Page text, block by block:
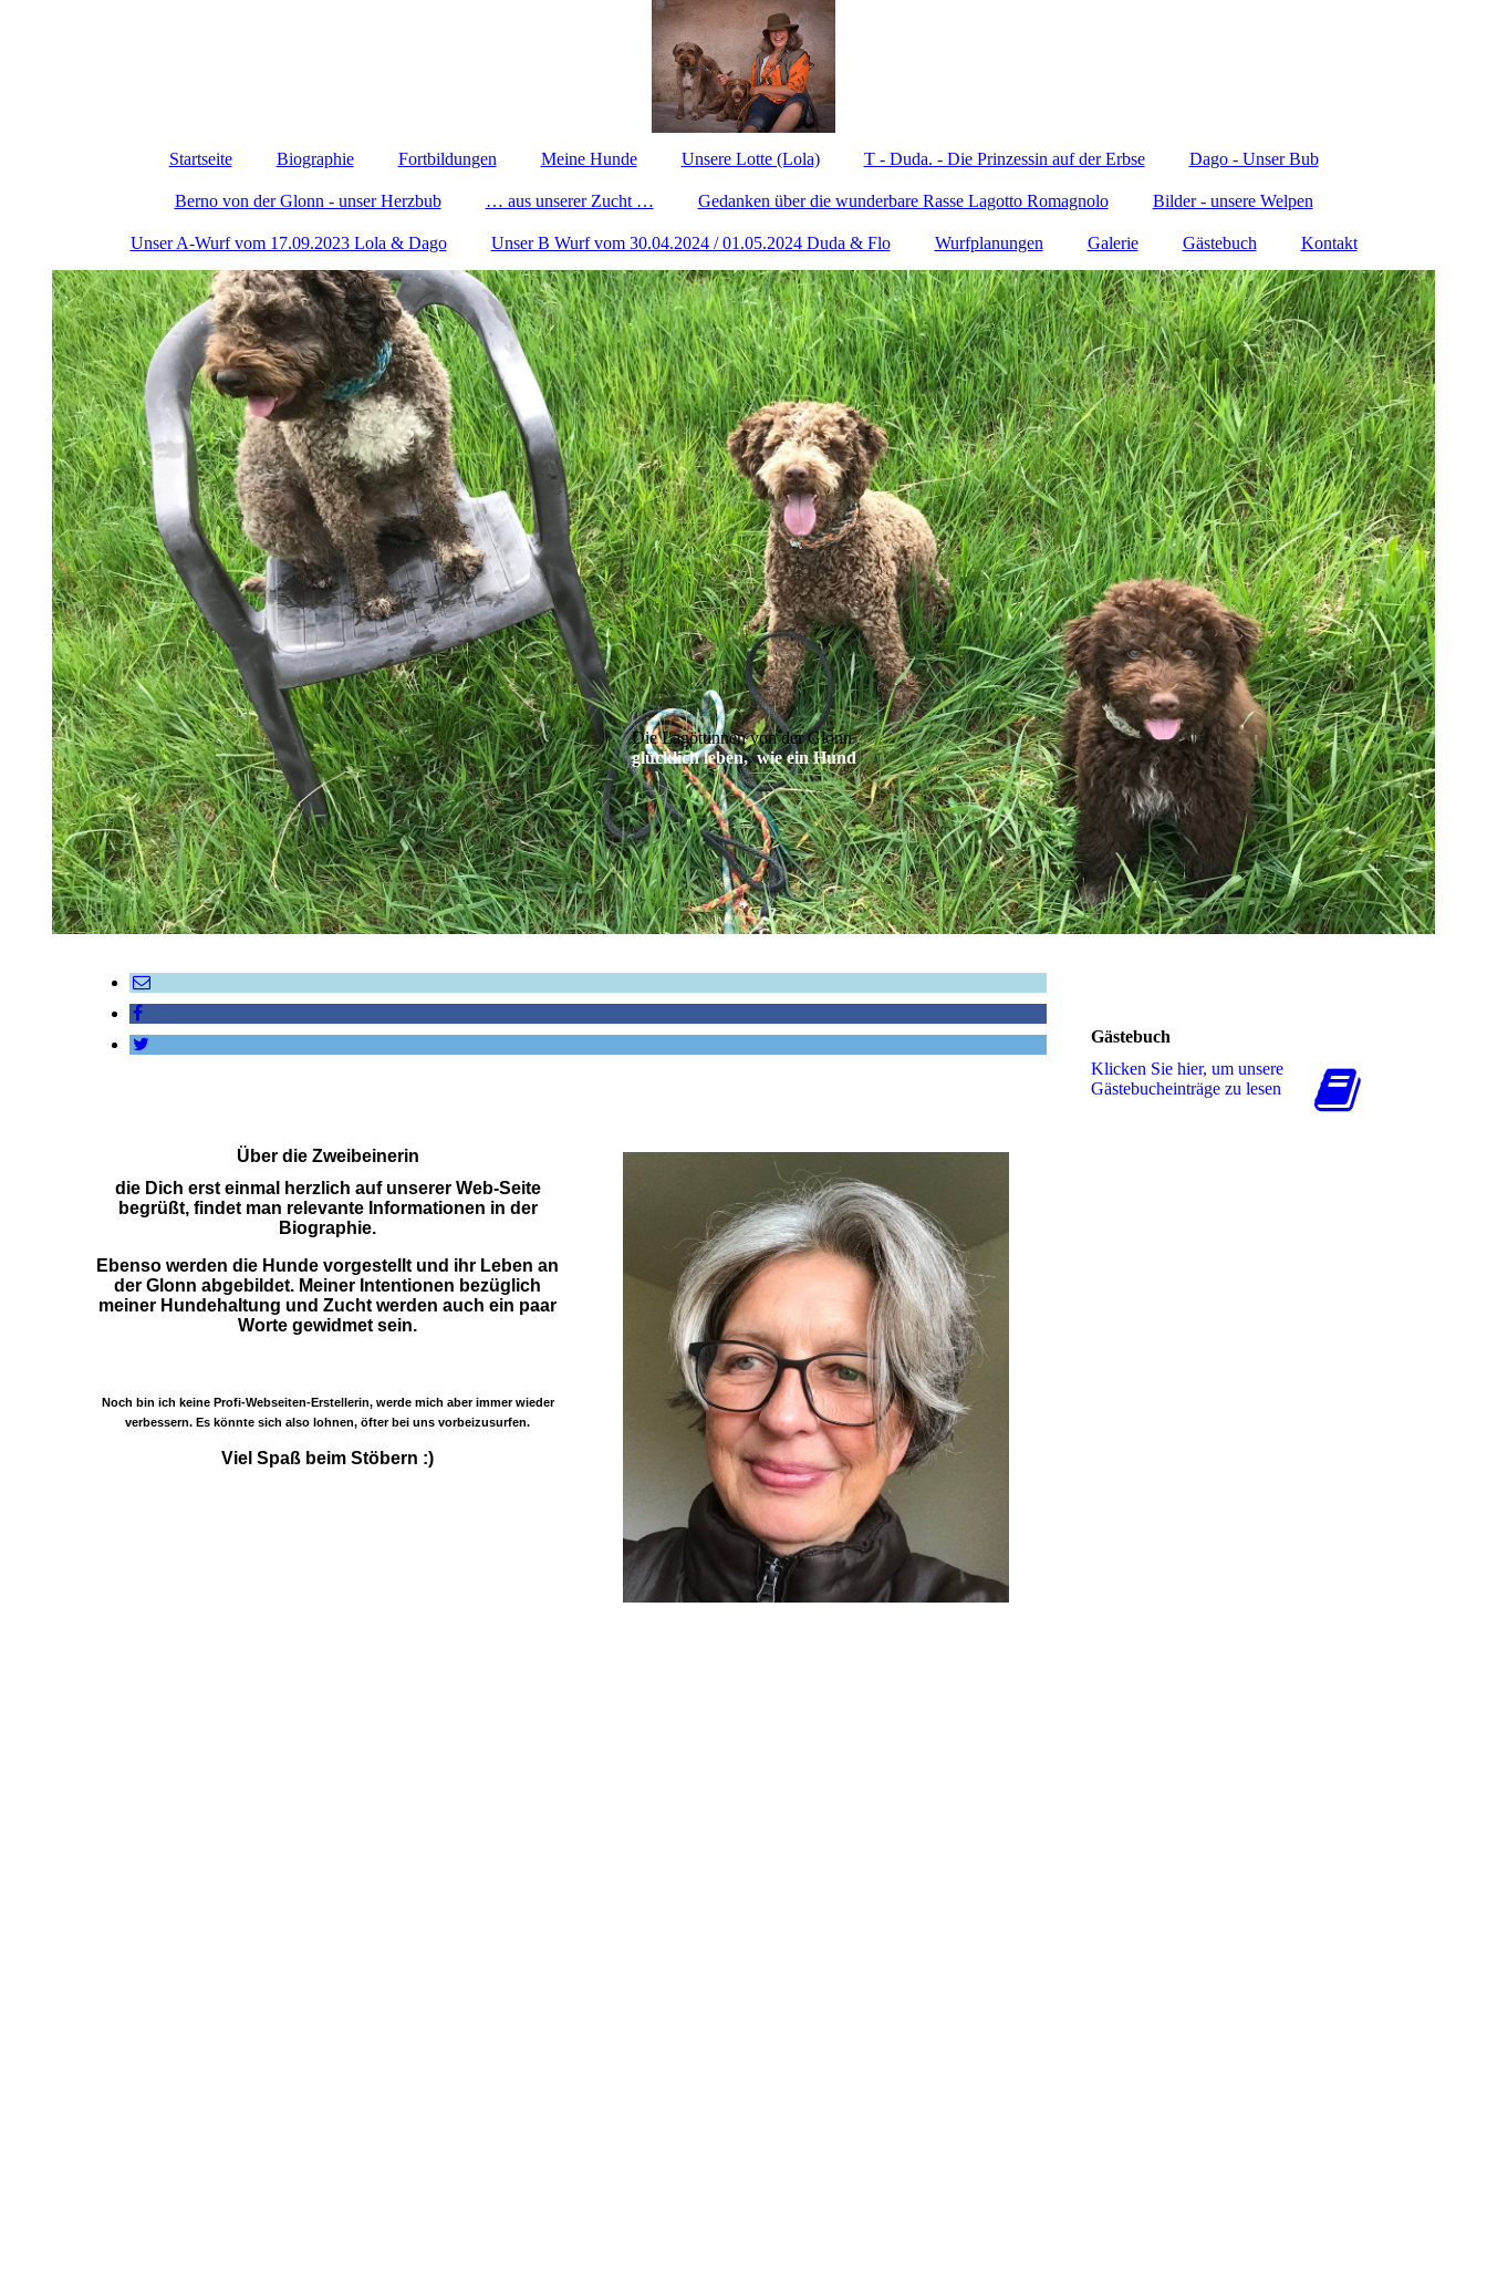
Startseite Biographie Fortbildungen Meine Hunde Unsere Lotte (Lola) T - Duda. - Die Prinzessin auf der Erbse Dago - Unser Bub
Berno von der Glonn - unser Herzbub … aus unserer Zucht … Gedanken über die wunderbare Rasse Lagotto Romagnolo Bilder - unsere Welpen
Unser A-Wurf vom 17.09.2023 Lola & Dago Unser B Wurf vom 30.04.2024 / 01.05.2024 Duda & Flo Wurfplanungen Galerie Gästebuch Kontakt
Die Lagöttinnen von der Glonn
glücklich leben, wie ein Hund
Über die Zweibeinerin
die Dich erst einmal herzlich auf unserer Web-Seite
begrüßt, findet man relevante Informationen in der
Biographie.
Ebenso werden die Hunde vorgestellt und ihr Leben an
der Glonn abgebildet. Meiner Intentionen bezüglich
meiner Hundehaltung und Zucht werden auch ein paar
Worte gewidmet sein.
Noch bin ich keine Profi-Webseiten-Erstellerin, werde mich aber immer wieder
verbessern. Es könnte sich also lohnen, öfter bei uns vorbeizusurfen.
Viel Spaß beim Stöbern :)
Gästebuch
Klicken Sie hier, um unsere
Gäs­te­buch­ein­trä­ge zu lesen